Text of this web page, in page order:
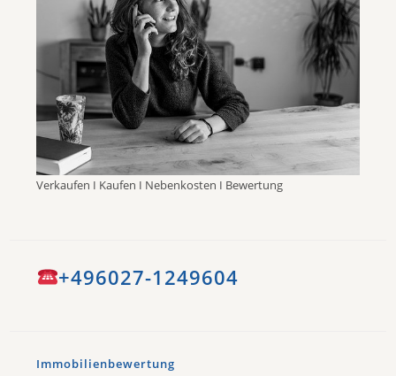
Verkaufen I Kaufen I Nebenkosten I Bewertung
+496027-1249604
Immobilienbewertung